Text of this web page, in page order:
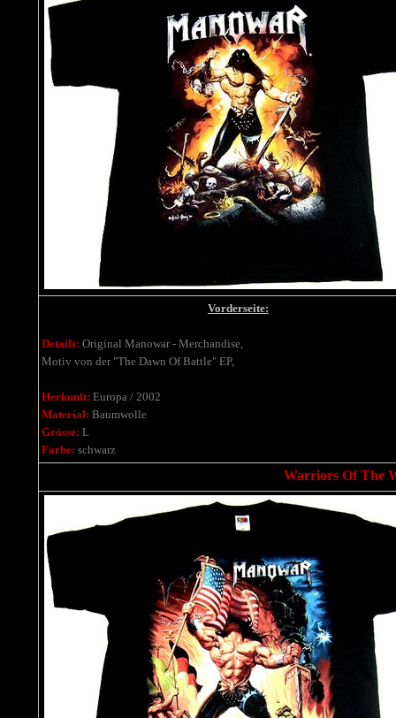
Vorderseite:
Details: Original Manowar - Merchandise,
Motiv von der "The Dawn Of Battle" EP,
Herkunft: Europa / 2002
Material: Baumwolle
Grösse: L
Farbe: schwarz
Warriors Of The